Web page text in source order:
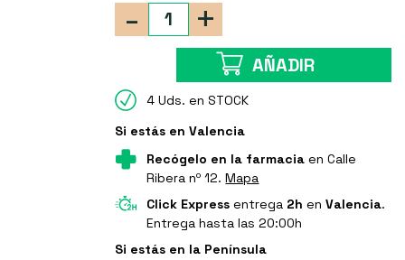
+
-
AÑADIR
4 Uds. en STOCK
Si estás en Valencia
Recógelo en la farmacia en Calle
Ribera nº 12.Mapa
Click Express entrega 2h enValencia.
Entrega hasta las 20:00h
Si estás en la Península